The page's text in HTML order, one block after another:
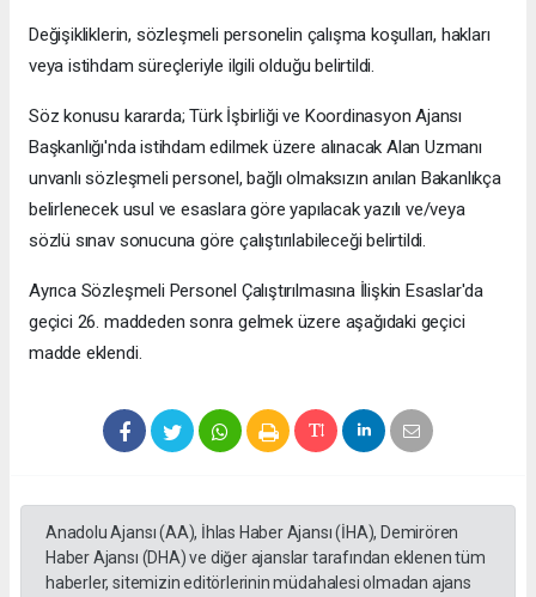
Değişikliklerin, sözleşmeli personelin çalışma koşulları, hakları
veya istihdam süreçleriyle ilgili olduğu belirtildi.
Söz konusu kararda; Türk İşbirliği ve Koordinasyon Ajansı
Başkanlığı'nda istihdam edilmek üzere alınacak Alan Uzmanı
unvanlı sözleşmeli personel, bağlı olmaksızın anılan Bakanlıkça
belirlenecek usul ve esaslara göre yapılacak yazılı ve/veya
sözlü sınav sonucuna göre çalıştırılabileceği belirtildi.
Ayrıca Sözleşmeli Personel Çalıştırılmasına İlişkin Esaslar'da
geçici 26. maddeden sonra gelmek üzere aşağıdaki geçici
madde eklendi.
Anadolu Ajansı (AA), İhlas Haber Ajansı (İHA), Demirören
Haber Ajansı (DHA) ve diğer ajanslar tarafından eklenen tüm
haberler, sitemizin editörlerinin müdahalesi olmadan ajans